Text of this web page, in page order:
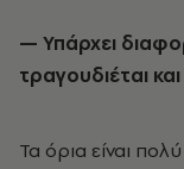
— Υπάρχει
τραγουδιέται
Τα όρια είναι